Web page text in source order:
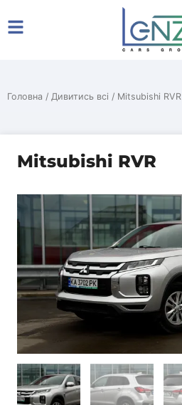
Головна / Дивитись всі / Mitsubishi RVR
Mitsubishi RVR